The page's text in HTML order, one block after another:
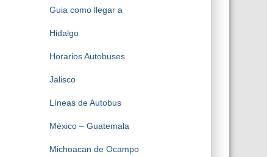
Guia como llegar a
Hidalgo
Horarios Autobuses
Jalisco
Líneas de Autobus
México – Guatemala
Michoacan de Ocampo